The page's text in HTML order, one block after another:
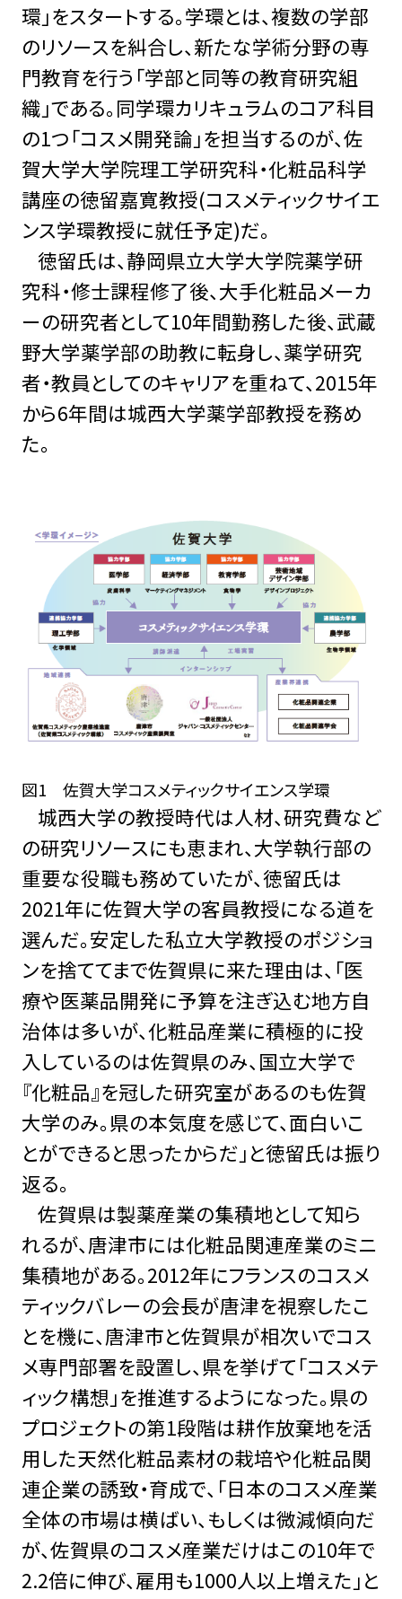
環」をスタートする。学環とは、複数の学部
のリソースを糾合し、新たな学術分野の専
門教育を行う「学部と同等の教育研究組
織」である。同学環カリキュラムのコア科目
の1つ「コスメ開発論」を担当するのが、佐
賀大学大学院理工学研究科・化粧品科学
講座の徳留嘉寛教授(コスメティックサイエ
ンス学環教授に就任予定)だ。
徳留氏は、静岡県立大学大学院薬学研
究科・修士課程修了後、大手化粧品メーカ
ーの研究者として10年間勤務した後、武蔵
野大学薬学部の助教に転身し、薬学研究
者・教員としてのキャリアを重ねて、2015年
から6年間は城西大学薬学部教授を務め
た。
図1 佐賀大学コスメティックサイエンス学環
城西大学の教授時代は人材、研究費など
の研究リソースにも恵まれ、大学執行部の
重要な役職も務めていたが、徳留氏は
2021年に佐賀大学の客員教授になる道を
選んだ。安定した私立大学教授のポジショ
ンを捨ててまで佐賀県に来た理由は、「医
療や医薬品開発に予算を注ぎ込む地方自
治体は多いが、化粧品産業に積極的に投
入しているのは佐賀県のみ、国立大学で
『化粧品』を冠した研究室があるのも佐賀
大学のみ。県の本気度を感じて、面白いこ
とができると思ったからだ」と徳留氏は振り
返る。
佐賀県は製薬産業の集積地として知ら
れるが、唐津市には化粧品関連産業のミニ
集積地がある。2012年にフランスのコスメ
ティックバレーの会長が唐津を視察したこ
とを機に、唐津市と佐賀県が相次いでコス
メ専門部署を設置し、県を挙げて「コスメテ
ィック構想」を推進するようになった。県の
プロジェクトの第1段階は耕作放棄地を活
用した天然化粧品素材の栽培や化粧品関
連企業の誘致・育成で、「日本のコスメ産業
全体の市場は横ばい、もしくは微減傾向だ
が、佐賀県のコスメ産業だけはこの10年で
2.2倍に伸び、雇用も1000人以上増えた」と